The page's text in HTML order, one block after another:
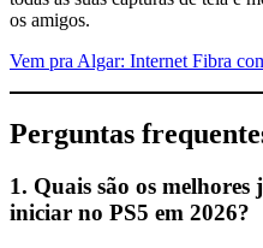
os amigos.
Vem pra Algar: Internet Fibra
Perguntas
1. Quais são os
iniciar no PS5 em 2026?